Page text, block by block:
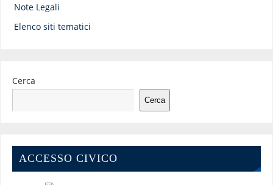
Note Legali
Elenco siti tematici
Cerca
Cerca
ACCESSO CIVICO